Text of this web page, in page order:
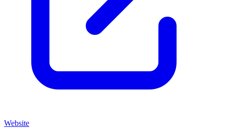
Website